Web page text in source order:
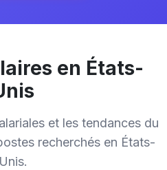
en États-
et les tendances du
recherchés en États-
Unis.